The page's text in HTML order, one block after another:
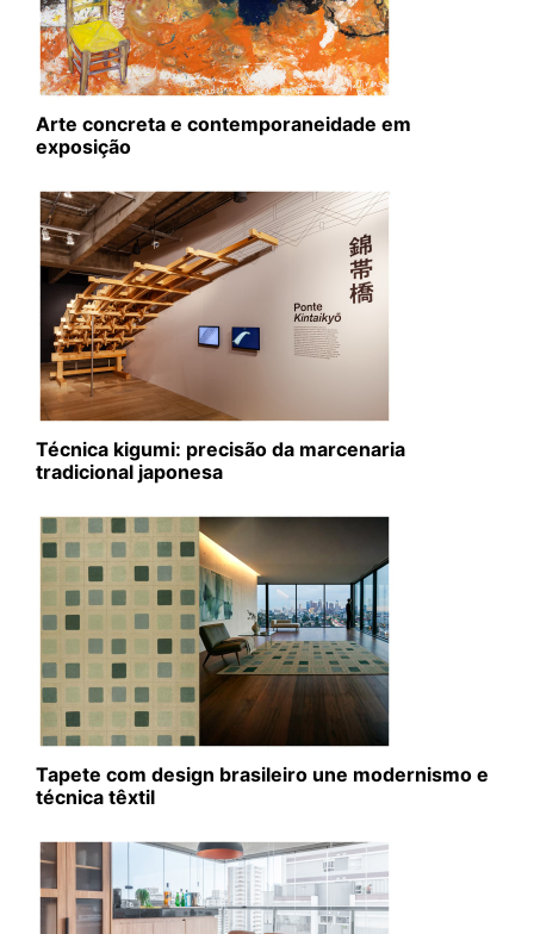
Arte concreta e contemporaneidade em
exposição
Técnica kigumi: precisão da marcenaria
tradicional japonesa
Tapete com design brasileiro une modernismo e
técnica têxtil